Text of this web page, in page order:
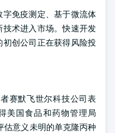
免疫测定、基于微流体
术进入市场。快速开发
创公司正在获得风险投
赛默飞世尔科技公司表
美国食品和药物管理局
估意义未明的单克隆丙种